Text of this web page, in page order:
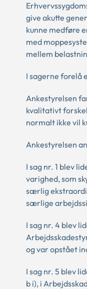
give akutte
kunne medføre
med
mellem
I sagerne forelå
Ankestyrelsen
kvalitativt
normalt ikke vil
Ankestyrelsen
I sag nr. 1 blev
varighed, som
særlig
særlige
I sag nr. 4 blev
og var opstået
I sag nr. 5 blev
b i), i